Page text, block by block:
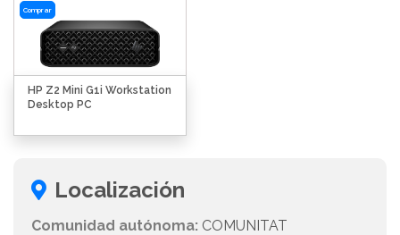
Comprar
HP Z2 Mini G1i Workstation
Desktop PC
Localización
Comunidad autónoma: COMUNITAT